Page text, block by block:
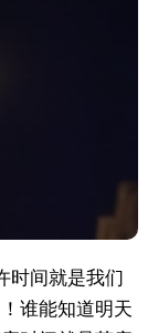
时间就是我们
谁能知道明天